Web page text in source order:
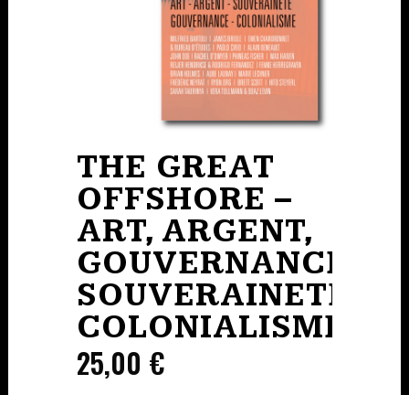
THE GREAT
OFFSHORE –
ART, ARGENT,
GOUVERNANCE
SOUVERAINETÉ,
COLONIALISME
25,00 €